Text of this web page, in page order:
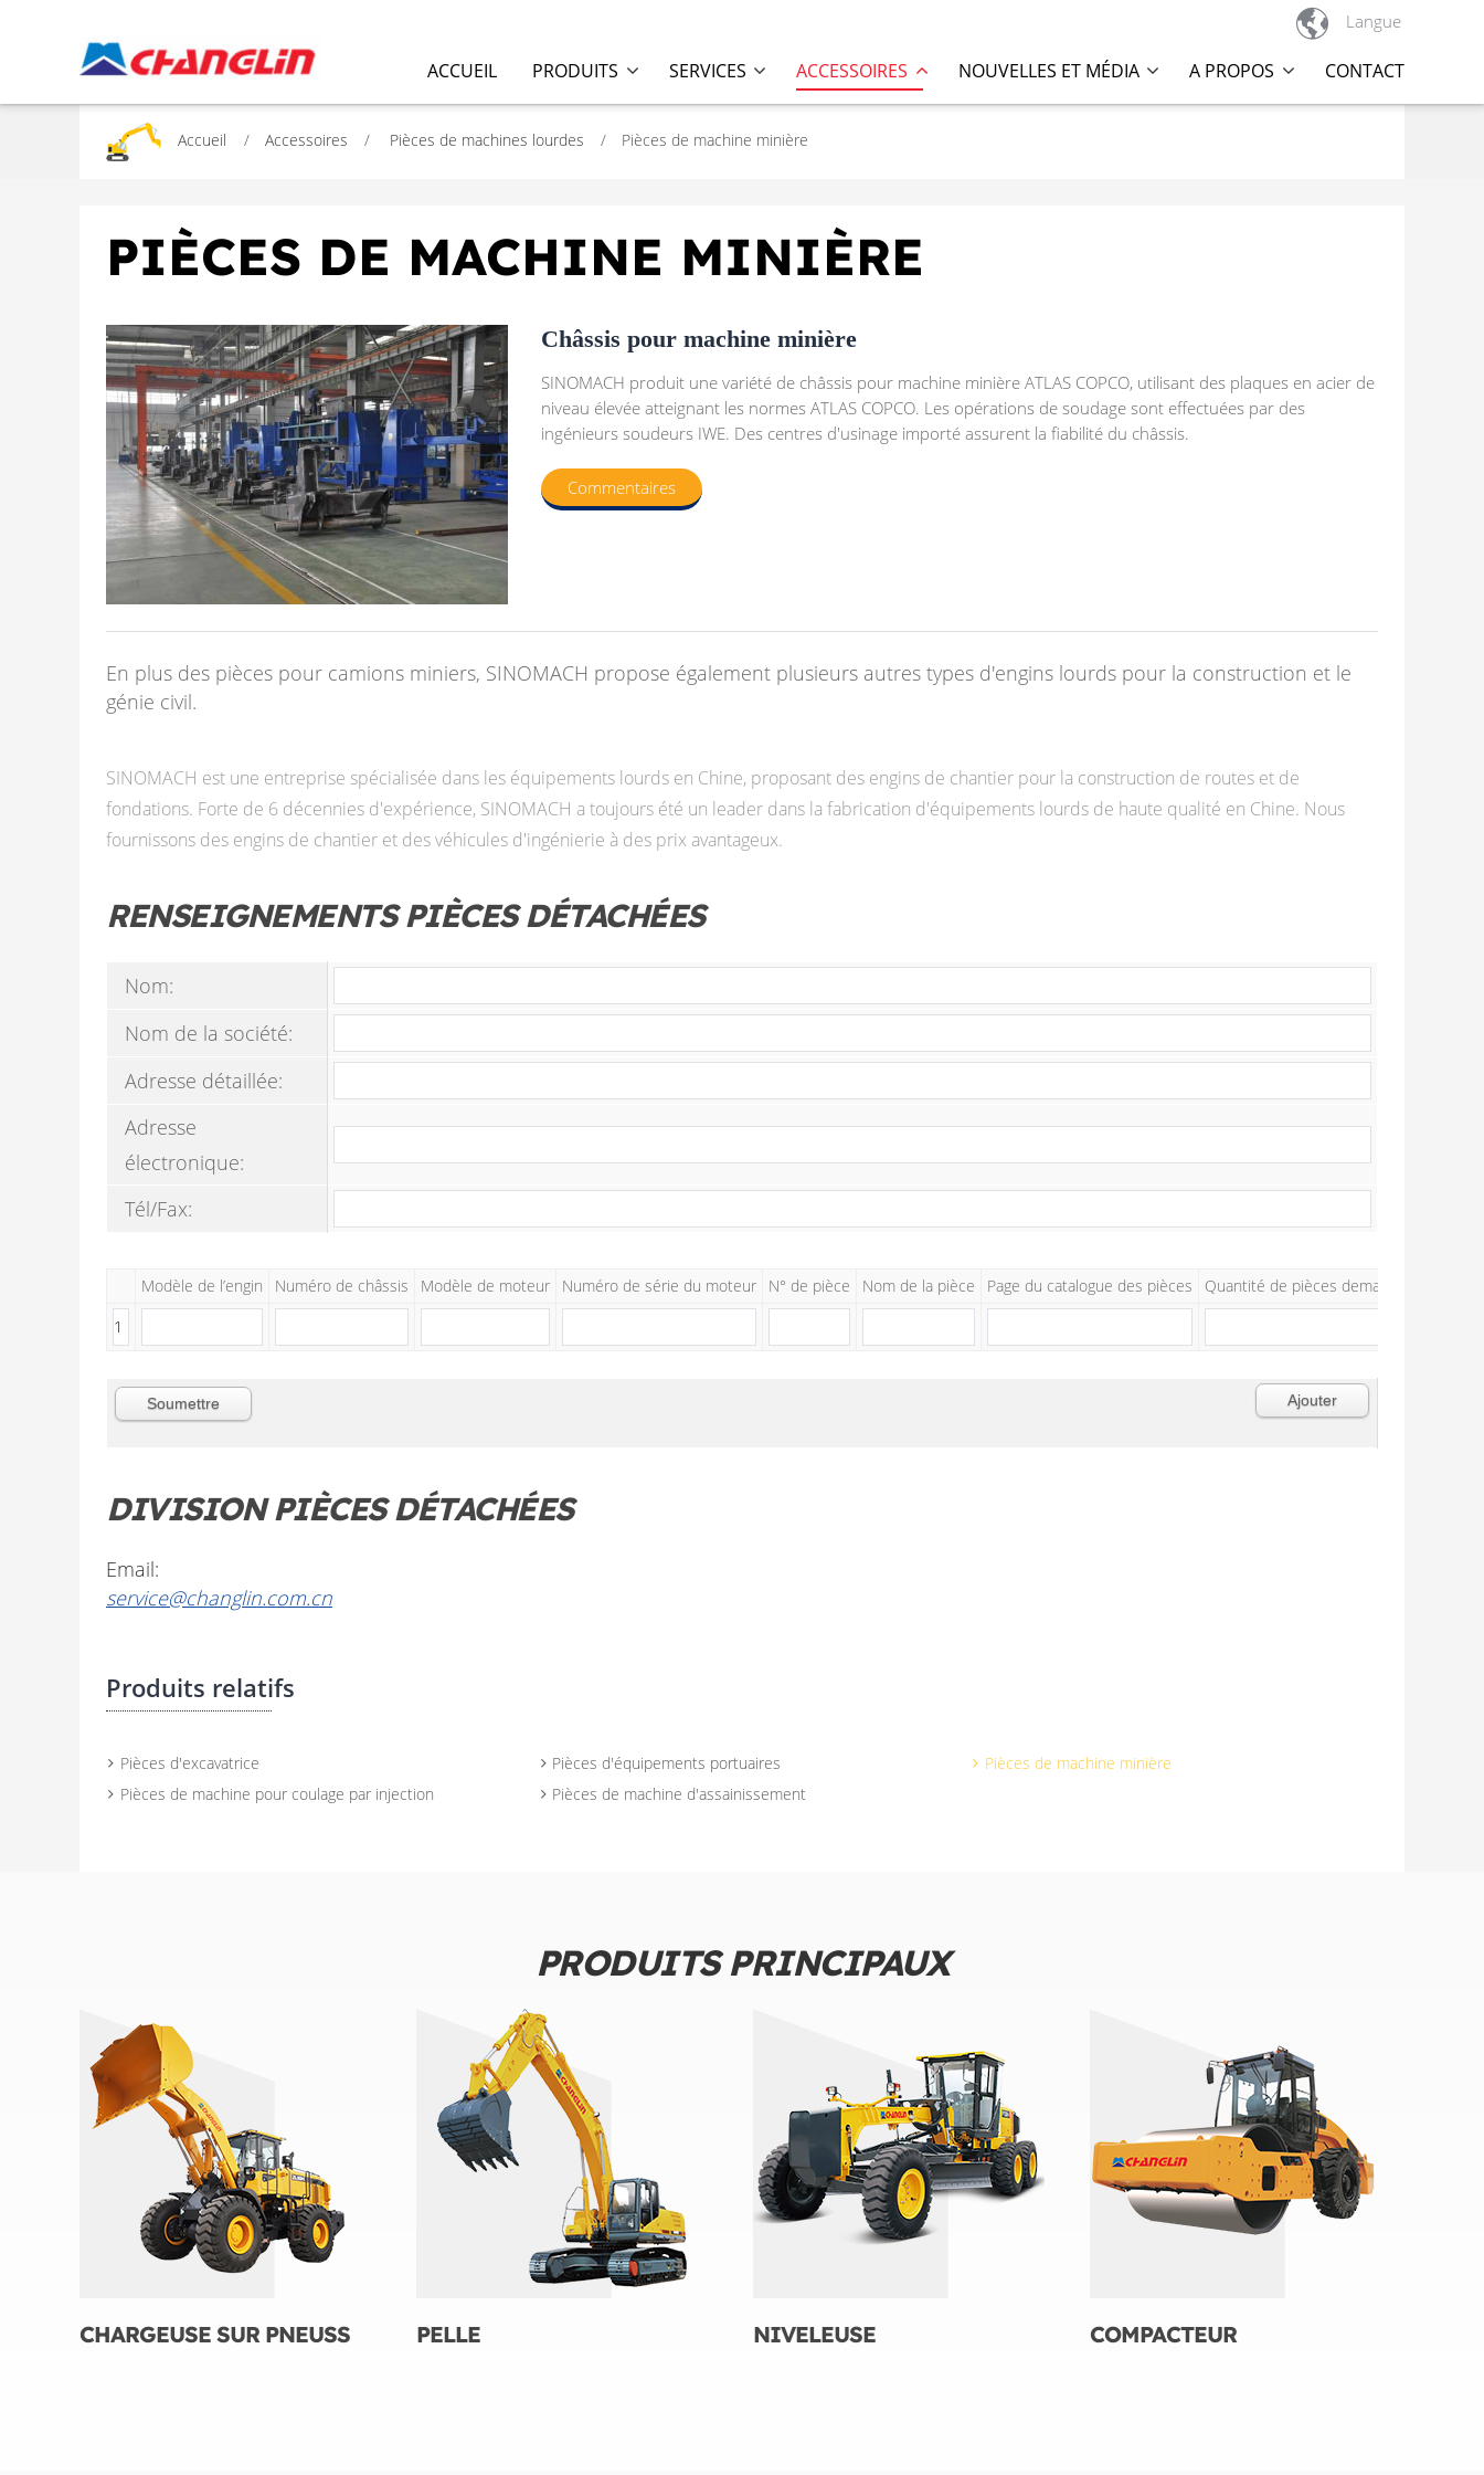
 Langue
ACCUEIL PRODUITS SERVICES ACCESSOIRES NOUVELLES ET MÉDIA A PROPOS CONTACT
Accueil Accessoires Pièces de machines lourdes Pièces de machine minière
PIÈCES DE MACHINE MINIÈRE
Châssis pour machine minière
SINOMACH produit une variété de châssis pour machine minière ATLAS COPCO, utilisant des plaques en acier de
niveau élevée atteignant les normes ATLAS COPCO. Les opérations de soudage sont effectuées par des
ingénieurs soudeurs IWE. Des centres d'usinage importé assurent la fiabilité du châssis.
Commentaires
En plus des pièces pour camions miniers, SINOMACH propose également plusieurs autres types d'engins lourds pour la construction et le
génie civil.
SINOMACH est une entreprise spécialisée dans les équipements lourds en Chine, proposant des engins de chantier pour la construction de routes et de
fondations. Forte de 6 décennies d'expérience, SINOMACH a toujours été un leader dans la fabrication d'équipements lourds de haute qualité en Chine. Nous
fournissons des engins de chantier et des véhicules d'ingénierie à des prix avantageux.
RENSEIGNEMENTS PIÈCES DÉTACHÉES
Nom:
Nom de la société:
Adresse détaillée:
Adresse
électronique:
Tél/Fax:
Modèle de l’engin Numéro de châssis Modèle de moteur Numéro de série du moteur N° de pièce Nom de la pièce Page du catalogue des pièces Quantité de pièces demandée
DIVISION PIÈCES DÉTACHÉES
Email:
service@changlin.com.cn
Produits relatifs
Pièces d'excavatrice Pièces d'équipements portuaires
Pièces de machine minière
Pièces de machine pour coulage par injection
Pièces de machine d'assainissement
PRODUITS PRINCIPAUX
CHARGEUSE SUR PNEUSS PELLE NIVELEUSE COMPACTEUR